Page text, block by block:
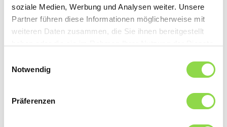
soziale Medien, Werbung und Analysen weiter. Unsere
Partner führen diese Informationen möglicherweise mit
weiteren Daten zusammen, die Sie ihnen bereitgestellt
Notwendig
Präferenzen
der Feuchtigkeit einen Spalt offen bleiben. Sobald
die Pilze beim Anfassen zerbrechen, sind sie
vollständig getrocknet. In einem luftdichten
Behälter an einem kühlen Ort können sie so bis zu
einfach kurz in warmem Wasser aufgeweicht